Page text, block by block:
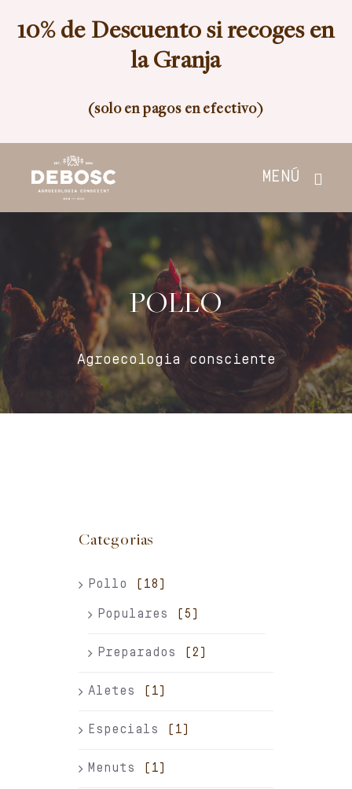
10% de Descuento si recoges en
la Granja
(solo en pagos en efectivo)
MENÚ
Nosotros
Carrito
POLLO
Agroecologia consciente
Categorias
Pollo (18)
Populares (5)
Preparados (2)
Aletes (1)
Especials (1)
Menuts (1)